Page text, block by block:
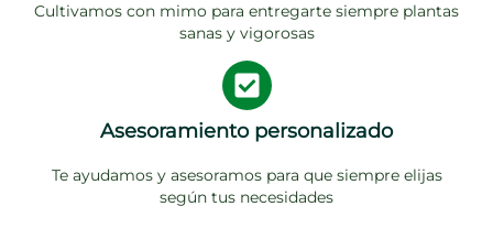
Cultivamos con mimo para entregarte siempre plantas
sanas y vigorosas
Asesoramiento personalizado
Te ayudamos y asesoramos para que siempre elijas
según tus necesidades